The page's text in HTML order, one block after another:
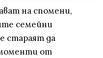
на спомени,
семейни
стараят да
от